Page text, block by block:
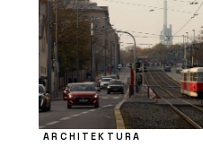
ARCHITEKTURA